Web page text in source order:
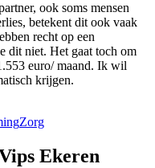
ook soms mensen
betekent dit ook vaak
recht op een
dit niet. Het gaat toch om
euro/ maand. Ik wil
krijgen.
Zorg
Ekeren